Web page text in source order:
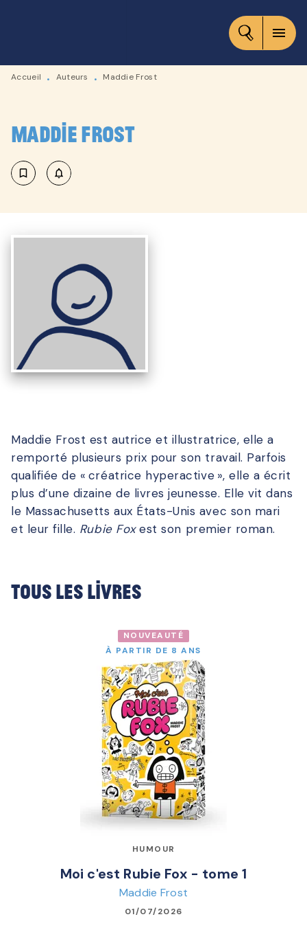
CONTENU
menu
Accueil • Auteurs • Maddie Frost
Maddie Frost
bookmark_border notifications_none_outlined
Maddie Frost est autrice et illustratrice, elle a
remporté plusieurs prix pour son travail. Parfois
qualifiée de « créatrice hyperactive », elle a écrit
plus d’une dizaine de livres jeunesse. Elle vit dans
le Massachusetts aux États-Unis avec son mari
et leur fille. Rubie Foxest son premier roman.
Tous les livres
NOUVEAUTÉ
À PARTIR DE 8 ANS
HUMOUR
Moi c'est Rubie Fox - tome 1
Maddie Frost
01/07/2026